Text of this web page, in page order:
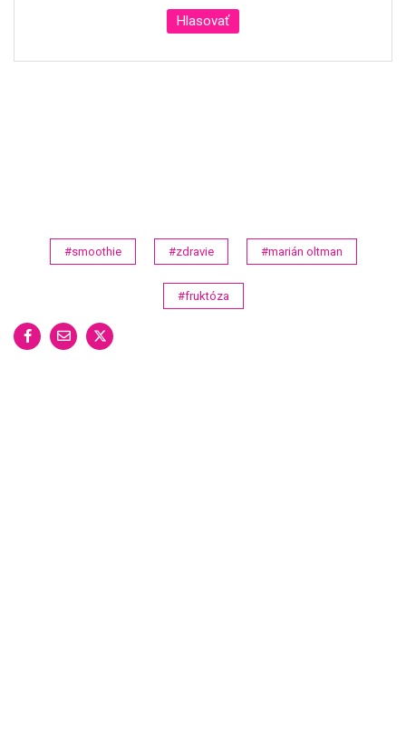
Hlasovať
#smoothie #zdravie #marián oltman
#fruktóza